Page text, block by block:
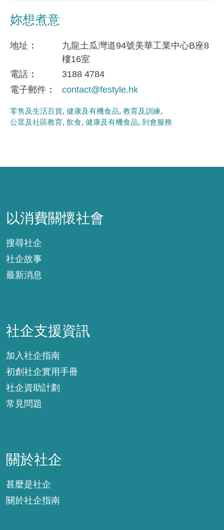
妳想煮意
地址
九龍土瓜灣道94號美華工業中心B座8
樓16室
電話
3188 4784
電子郵件
contact@festyle.hk​​
零售及生活百貨 健康及有機食品 教育及訓練
公眾及社區教育 飲食 健康及有機食品 到會服務
以消費關懷社會
搜尋社企
社企故事
最新消息
社企支援資訊
加入社企指南
初創社企實用手冊
社企資助計劃
常見問題
關於社企
甚麼是社企
關於社企指南